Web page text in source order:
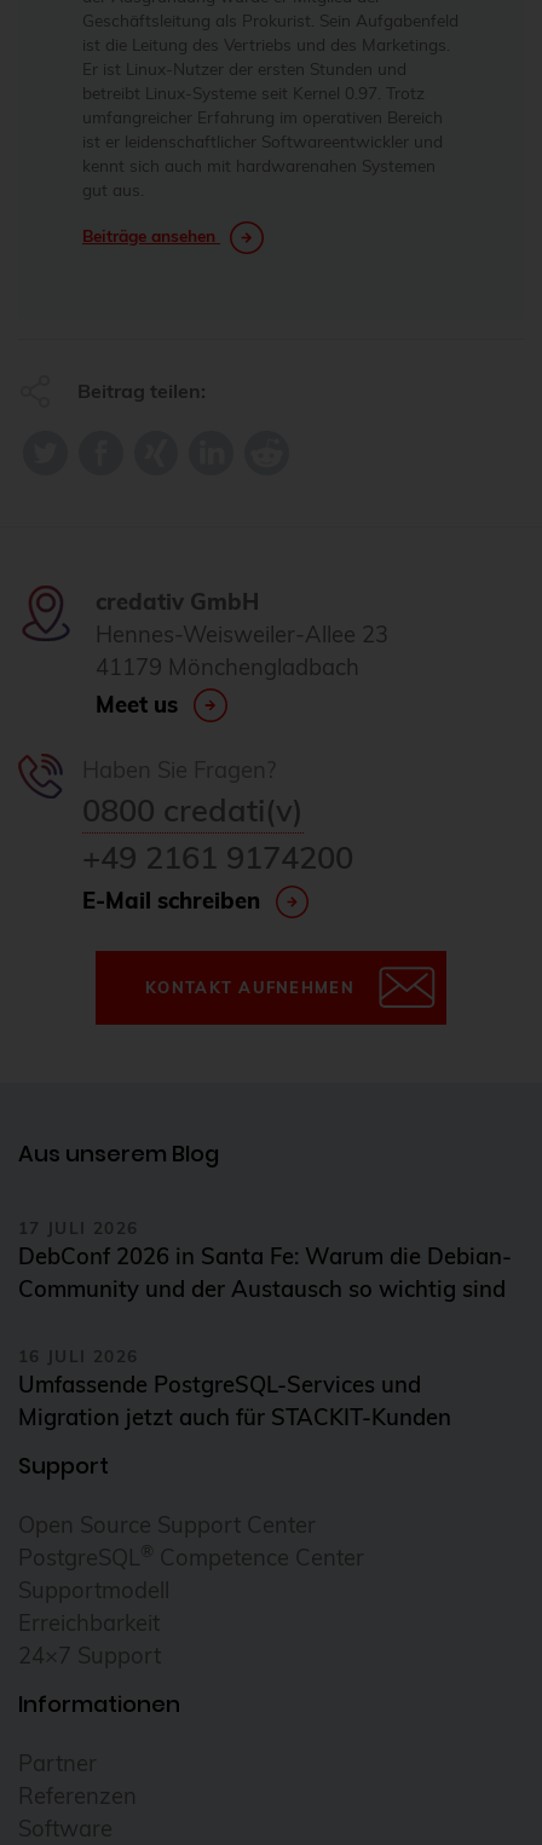
Geschäftsleitung als Prokurist. Sein Aufgabenfeld
ist die Leitung des Vertriebs und des Marketings.
Er ist Linux-Nutzer der ersten Stunden und
betreibt Linux-Systeme seit Kernel 0.97. Trotz
umfangreicher Erfahrung im operativen Bereich
ist er leidenschaftlicher Softwareentwickler und
kennt sich auch mit hardwarenahen Systemen
gut aus.
Beiträge ansehen
Beitrag teilen:
credativ GmbH
Hennes-Weisweiler-Allee 23
41179 Mönchengladbach
Meet us
0800 credati(v)
+49 2161 9174200
E-Mail schreiben
KONTAKT AUFNEHMEN
Aus unserem Blog
17 JULI 2026
DebConf 2026 in Santa Fe: Warum die Debian-
Community und der Austausch so wichtig sind
16 JULI 2026
Umfassende PostgreSQL-Services und
Migration jetzt auch für STACKIT-Kunden
Support
Open Source Support Center
PostgreSQL
® Competence Center
Supportmodell
Erreichbarkeit
24×7 Support
Informationen
Partner
Referenzen
Software